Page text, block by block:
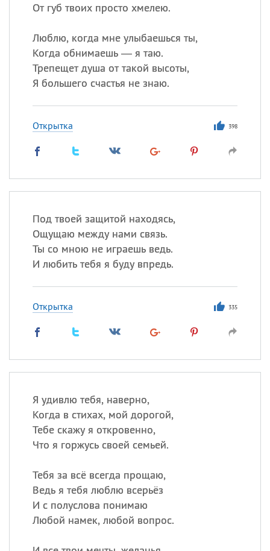
От губ твоих просто хмелею.
Люблю, когда мне улыбаешься ты,
Когда обнимаешь — я таю.
Трепещет душа от такой высоты,
Я большего счастья не знаю.
Открытка 398
Под твоей защитой находясь,
Ощущаю между нами связь.
Ты со мною не играешь ведь.
И любить тебя я буду впредь.
Открытка 335
Я удивлю тебя, наверно,
Когда в стихах, мой дорогой,
Тебе скажу я откровенно,
Что я горжусь своей семьей.
Тебя за всё всегда прощаю,
Ведь я тебя люблю всерьёз
И с полуслова понимаю
Любой намек, любой вопрос.